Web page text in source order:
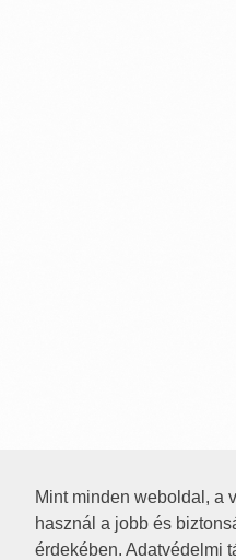
Mint minden weboldal, a
használ a jobb és
érdekében. Adatvédelmi